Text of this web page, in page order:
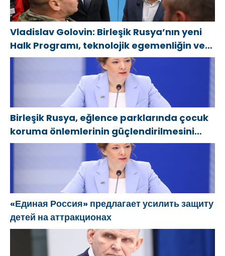
Vladislav Golovin: Birleşik Rusya’nın yeni
Halk Programı, teknolojik egemenliğin ve
savunma sanayinin geliştirilmesine
Birleşik Rusya, eğlence parklarında çocuk
koruma önlemlerinin güçlendirilmesini
öneriyor
«Единая Россия» предлагает усилить защиту
детей на аттракционах